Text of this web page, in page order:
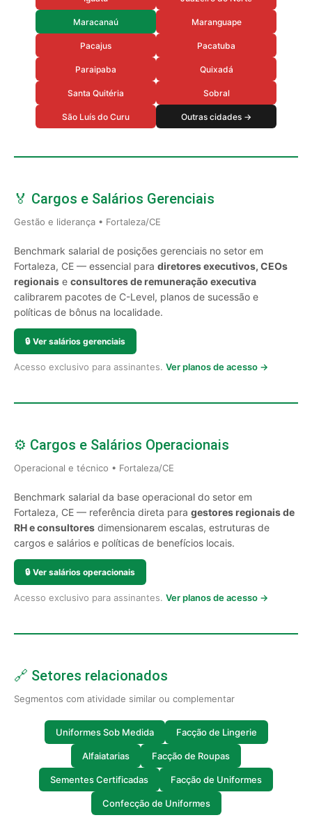
Maracanaú Maranguape
Pacajus Pacatuba
Paraipaba Quixadá
Santa Quitéria Sobral
São Luís do Curu Outras cidades →
🏅 Cargos e Salários Gerenciais
Gestão e liderança • Fortaleza/CE
Benchmark salarial de posições gerenciais no setor em
Fortaleza, CE — essencial para diretores executivos, CEOs
regionais e consultores de remuneração executiva
calibrarem pacotes de C-Level, planos de sucessão e
políticas de bônus na localidade.
🔒 Ver salários gerenciais
Acesso exclusivo para assinantes. Ver planos de acesso →
⚙️ Cargos e Salários Operacionais
Operacional e técnico • Fortaleza/CE
Benchmark salarial da base operacional do setor em
Fortaleza, CE — referência direta para gestores regionais de
RH e consultores dimensionarem escalas, estruturas de
cargos e salários e políticas de benefícios locais.
🔒 Ver salários operacionais
Acesso exclusivo para assinantes. Ver planos de acesso →
🔗 Setores relacionados
Segmentos com atividade similar ou complementar
Uniformes Sob Medida Facção de Lingerie
Alfaiatarias Facção de Roupas
Sementes Certificadas Facção de Uniformes
Confecção de Uniformes